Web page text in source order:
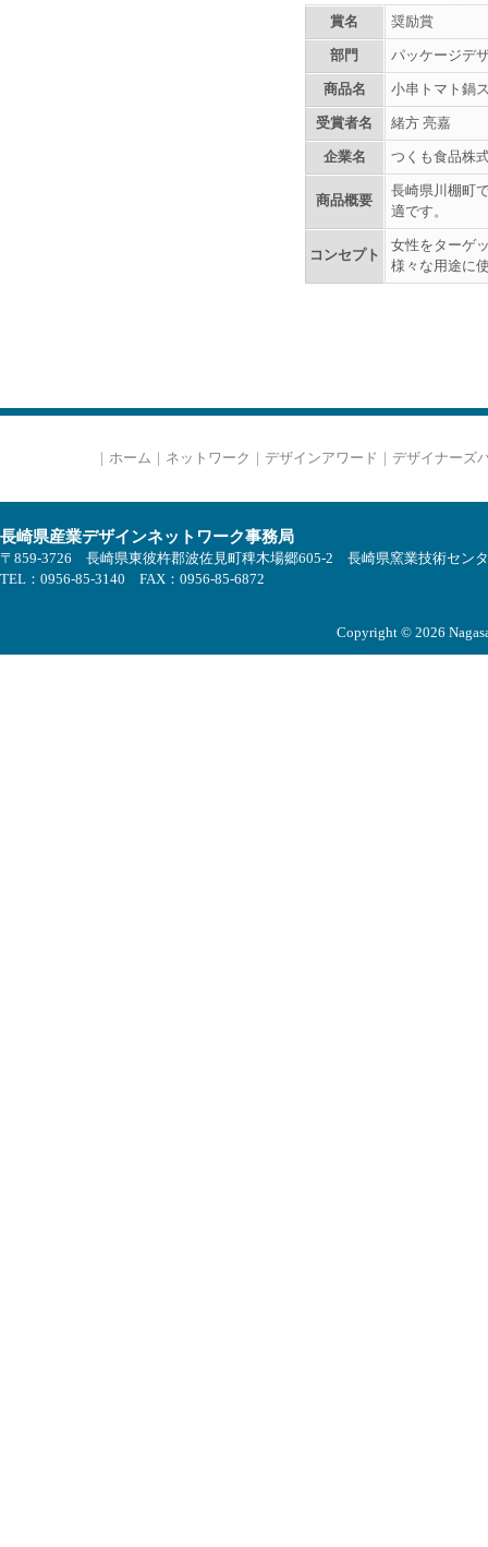
賞名 奨励賞
部門 パッケージデ
商品名 小串トマト鍋
受賞者名 緒方 亮嘉
企業名 つくも食品株
商品概要
長崎県川棚町
適です。
コンセプト
女性をターゲ
様々な用途に
ホーム ネットワーク デザインアワード デザイナーズ
長崎県産業デザインネットワーク事務局
〒859-3726 長崎県東彼杵郡波佐見町稗木場郷605-2 長崎県窯業技術セン
TEL：0956-85-3140 FAX：0956-85-6872
Copyright © 2026